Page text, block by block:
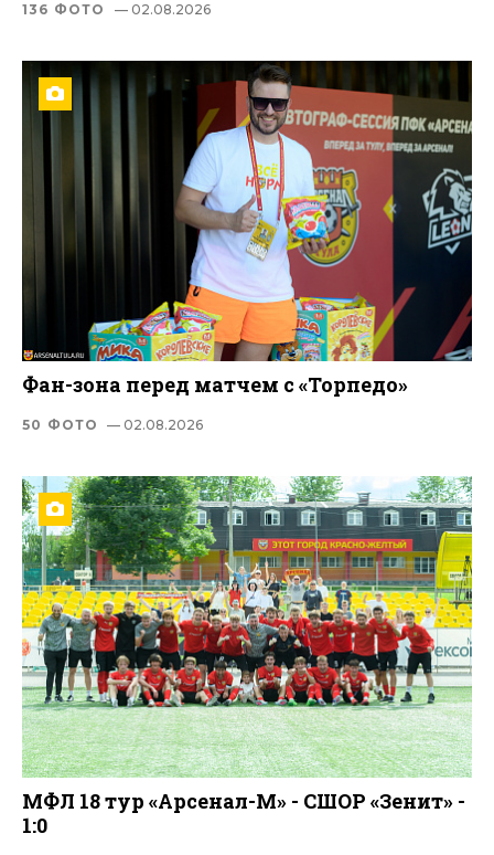
136 ФОТО — 02.08.2026
Фан-зона перед матчем с «Торпедо»
50 ФОТО — 02.08.2026
МФЛ 18 тур «Арсенал-М» - СШОР «Зенит» -
1:0